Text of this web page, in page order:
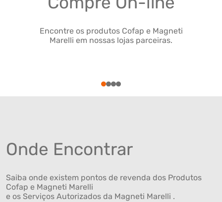
Encontre os produtos Cofap e Magneti
Marelli em nossas lojas parceiras.
1234
Onde Encontrar
Saiba onde existem pontos de revenda dos Produtos
Cofap e Magneti Marelli
e os Serviços Autorizados da Magneti Marelli .